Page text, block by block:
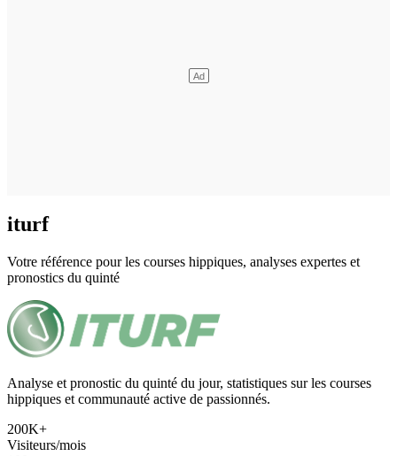
iturf
Votre référence pour les courses hippiques, analyses expertes et
pronostics du quinté
Analyse et pronostic du quinté du jour, statistiques sur les courses
hippiques et communauté active de passionnés.
200K+
Visiteurs/mois